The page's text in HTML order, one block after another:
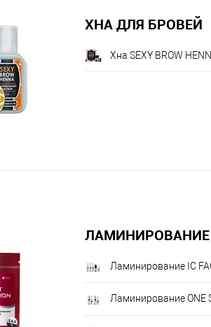
ХНА ДЛЯ БРОВЕЙ
Хна SEXY BROW
Ламинирование IC
Ламинирование ONE